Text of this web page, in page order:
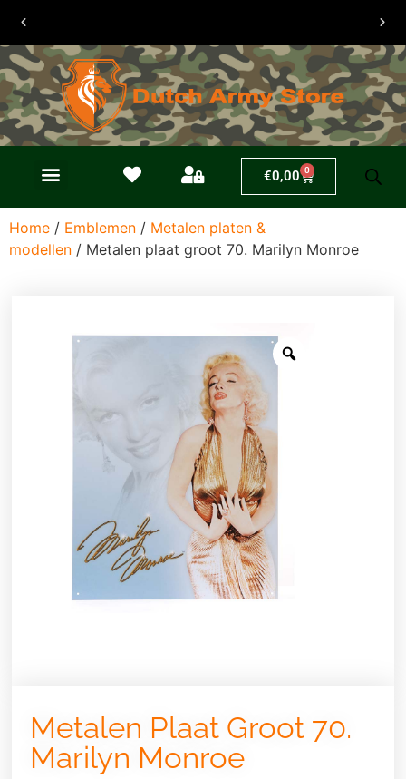
30 dagen
retouren
€0,00 0
Home / Emblemen / Metalen platen &
modellen / Metalen plaat groot 70. Marilyn Monroe
Metalen Plaat Groot 70.
Marilyn Monroe